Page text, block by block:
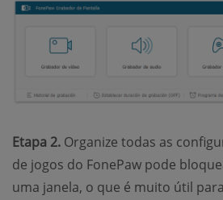
Etapa 2. Organize todas as
de jogos do FonePaw pode
uma janela, o que é muito útil